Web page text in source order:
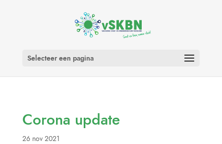
Selecteer een pagina
Corona update
26 nov 2021